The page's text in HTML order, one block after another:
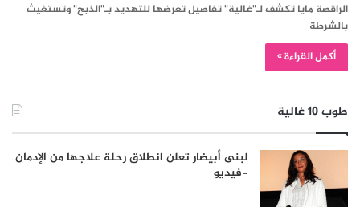
الراقصة مايا تكشف لـ"غالية" تفاصيل تعرضها للتهديد بـ"الذبح" وتستغيث
بالشرطة
أكمل القراءة »
طوب 10 غالية
لبنى أبيضار تعلن انطلاق رحلة علاجها من الإدمان
-فيديو